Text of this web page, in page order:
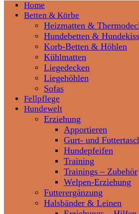
Home
Betten & Körbe
Heizmatten &
Hundebetten &
Korb-Betten & Höhlen
Kühlmatten
Liegedecken
Liegehöhlen
Sofas
Fellpflege
Hundewelt
Erziehung
Apportieren
Gurt- und
Hundepfeifen
Training
Trainings – Zubehör
Welpen-Erziehung
Futterergänzung
Halsbänder & Leinen